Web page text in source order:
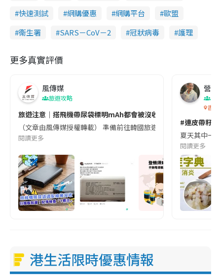
快速測試
網購優惠 網購平台
歐盟
衞生署
SARS－CoV－2 冠狀病毒 護理
更多真實評價
風傳媒
旅遊攻略
旅遊注意｜搭飛機帶尿袋標明mAh都會被沒收😱出發前切記檢查
（文章由風傳媒授權轉載） 準備前往韓國旅遊的民眾，近期要
閱讀更多
營養
香港
#連皮帶籽
夏天其中一
閱讀更多
港生活限時優惠情報